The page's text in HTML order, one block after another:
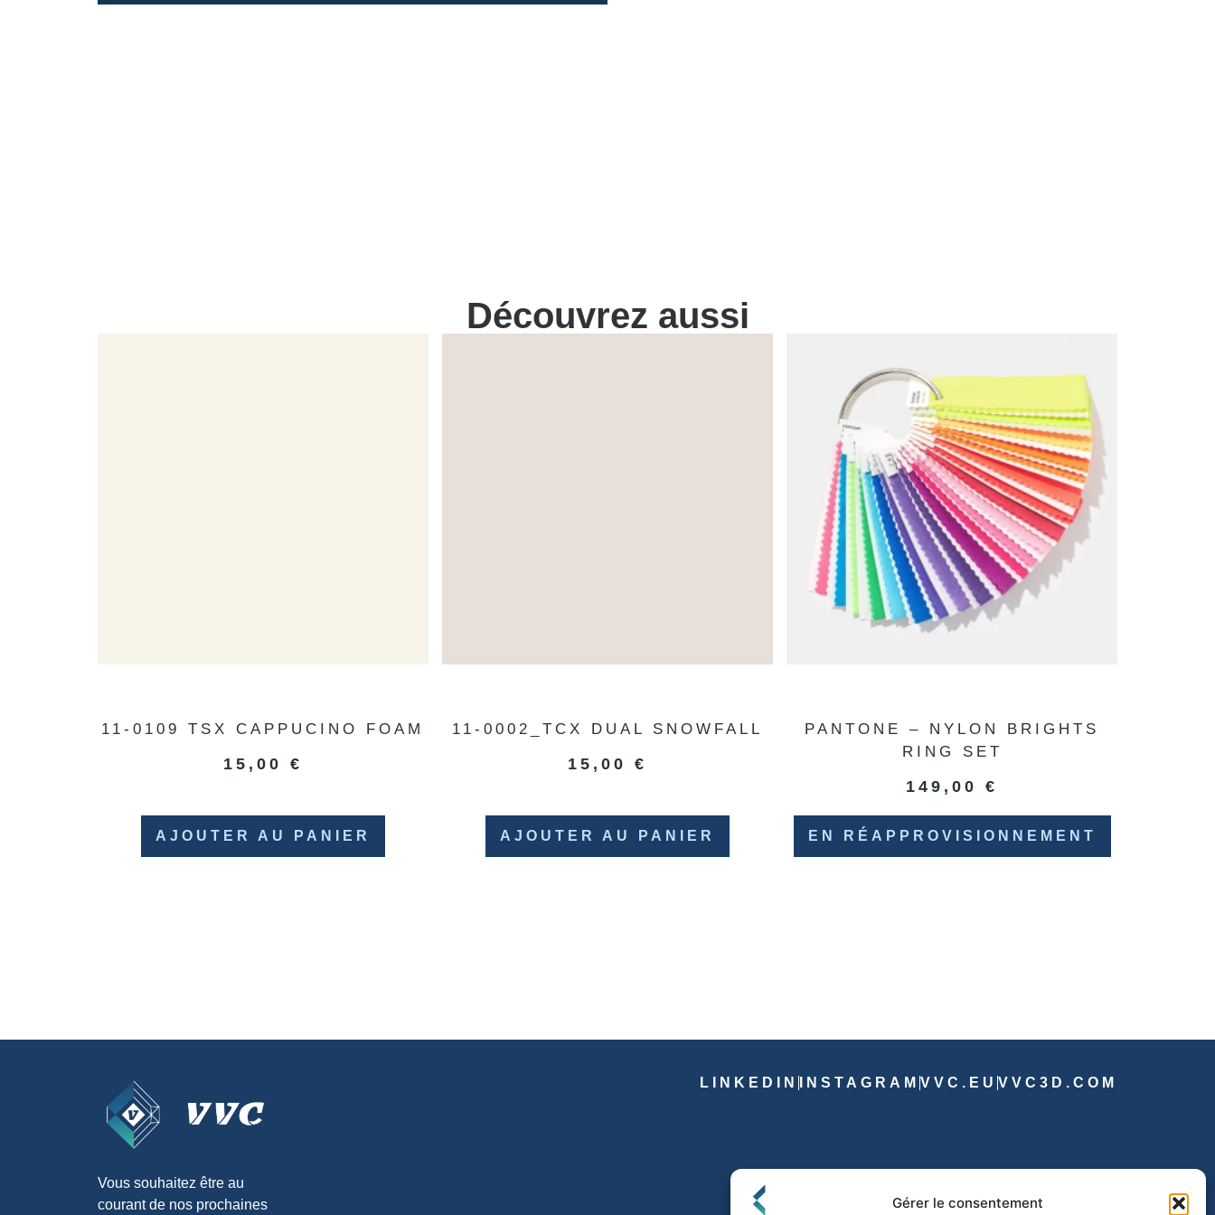
Gérer le consentement
Découvrez aussi
11-0109 TSX CAPPUCINO FOAM
15,00 €
AJOUTER AU PANIER
11-0002_TCX DUAL SNOWFALL
15,00 €
AJOUTER AU PANIER
PANTONE – NYLON BRIGHTS
RING SET
149,00€
EN RÉAPPROVISIONNEMENT
Vous souhaitez être au
courant de nos prochaines
LINKEDIN INSTAGRAM VVC.EU VVC3D.COM